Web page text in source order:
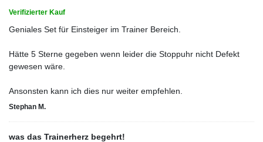
Verifizierter Kauf
Geniales Set für Einsteiger im Trainer Bereich.
Hätte 5 Sterne gegeben wenn leider die Stoppuhr nicht Defekt
gewesen wäre.
Ansonsten kann ich dies nur weiter empfehlen.
Stephan M.
was das Trainerherz begehrt!